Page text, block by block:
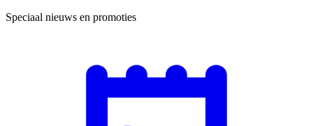
Speciaal nieuws en promoties